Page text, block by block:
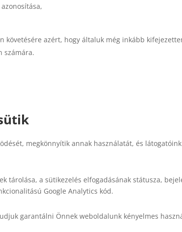
követésére azért, hogy általuk még inkább
számára.
megkönnyítik annak használatát, és
tárolása, a sütikezelés elfogadásának státusza,
Google Analytics kód.
garantálni Önnek weboldalunk kényelmes